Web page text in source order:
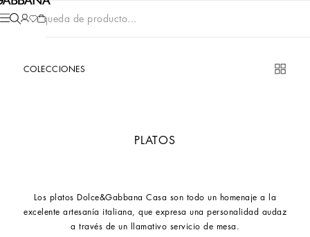
Búsqueda de producto...
COLECCIONES
PLATOS
Los platos Dolce&Gabbana Casa son todo un homenaje a la
excelente artesanía italiana, que expresa una personalidad audaz
a través de un llamativo servicio de mesa.